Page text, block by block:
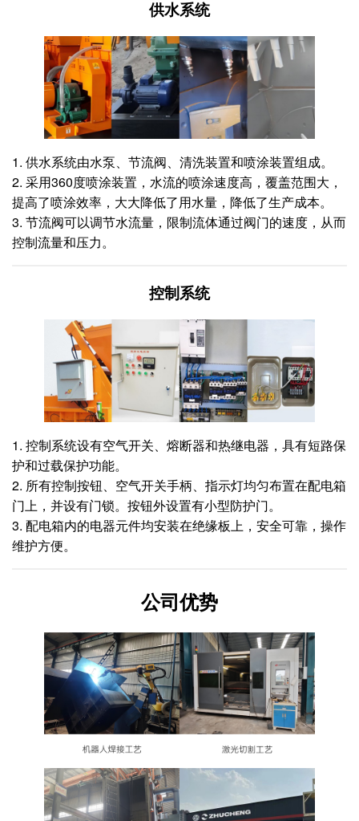
供水系统
1. 供水系统由水泵、节流阀、清洗装置和喷涂装置组成。
2. 采用360度喷涂装置，水流的喷涂速度高，覆盖范围大，
提高了喷涂效率，大大降低了用水量，降低了生产成本。
3. 节流阀可以调节水流量，限制流体通过阀门的速度，从而
控制流量和压力。
控制系统
1. 控制系统设有空气开关、熔断器和热继电器，具有短路保
护和过载保护功能。
2. 所有控制按钮、空气开关手柄、指示灯均匀布置在配电箱
门上，并设有门锁。按钮外设置有小型防护门。
3. 配电箱内的电器元件均安装在绝缘板上，安全可靠，操作
维护方便。
公司优势